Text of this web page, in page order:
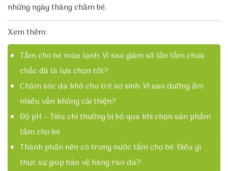
những ngày tháng chăm bé.
Xem thêm:
Tắm cho bé mùa lạnh: Vì sao giảm số lần tắm chưa
chắc đã là lựa chọn tốt?
Chăm sóc da khô cho trẻ sơ sinh: Vì sao dưỡng ẩm
nhiều vẫn không cải thiện?
Độ pH – Tiêu chí thường bị bỏ qua khi chọn sản phẩm
tắm cho bé
Thành phần nên có trong nước tắm cho bé: Điều gì
thực sự giúp bảo vệ hàng rào da?